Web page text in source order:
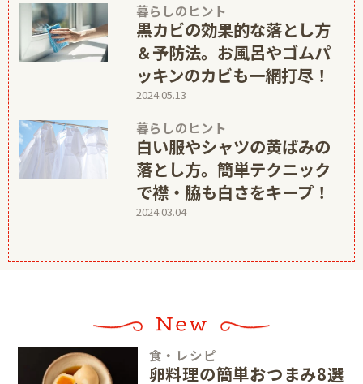
暮らしのヒント
黒カビの効果的な落とし方
＆予防法。お風呂やゴムパ
ッキンのカビも一網打尽！
2024.05.13
暮らしのヒント
白い服やシャツの黄ばみの
落とし方。簡単テクニック
で襟・脇も白さをキープ！
2024.03.04
食・レシピ
卵料理の簡単おつまみ8選